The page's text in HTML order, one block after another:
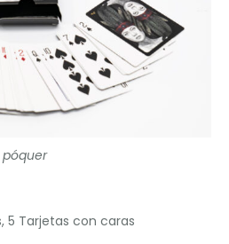
5 Tarjetas con caras